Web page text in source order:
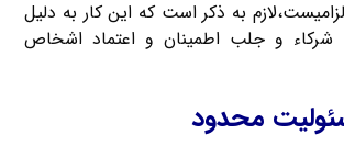
به ذکر است که این کار به دلیل
و جلب اطمینان و اعتماد اشخاص
محدود